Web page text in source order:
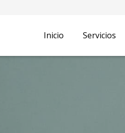
Inicio Servicios